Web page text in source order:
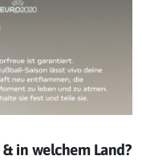
in welchem Land?